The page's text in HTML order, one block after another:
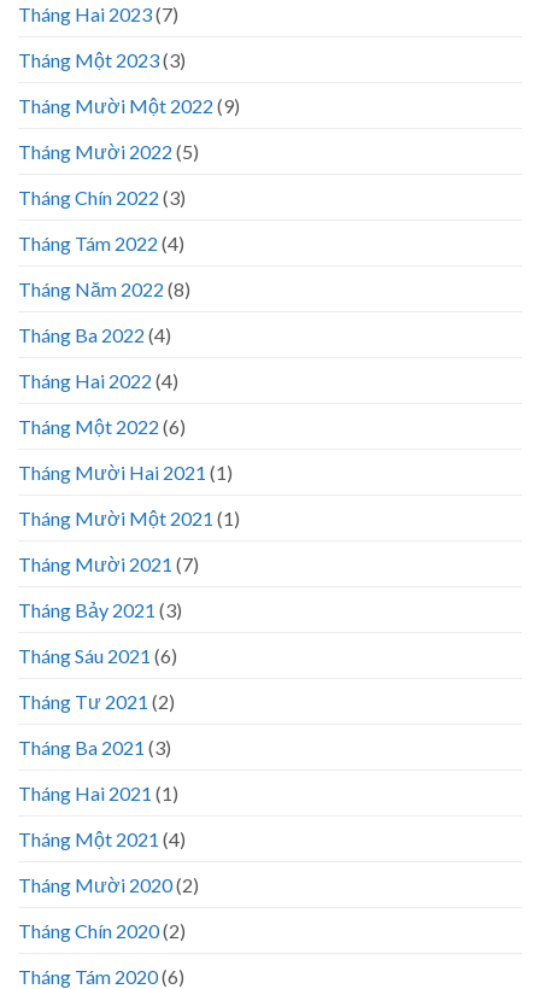
Tháng Hai 2023(7)
Tháng Một 2023(3)
Tháng Mười Một 2022 (9)
Tháng Mười 2022 (5)
Tháng Chín 2022 (3)
Tháng Tám 2022 (4)
Tháng Năm 2022 (8)
Tháng Ba 2022 (4)
Tháng Hai 2022 (4)
Tháng Một 2022 (6)
Tháng Mười Hai 2021 (1)
Tháng Mười Một 2021 (1)
Tháng Mười 2021 (7)
Tháng Bảy 2021 (3)
Tháng Sáu 2021 (6)
Tháng Tư 2021 (2)
Tháng Ba 2021 (3)
Tháng Hai 2021 (1)
Tháng Một 2021 (4)
Tháng Mười 2020(2)
Tháng Chín 2020(2)
Tháng Tám 2020(6)